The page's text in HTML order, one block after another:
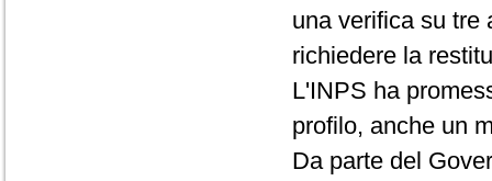
una verifica su tre
richiedere la
L'INPS ha
profilo, anche un
Da parte del